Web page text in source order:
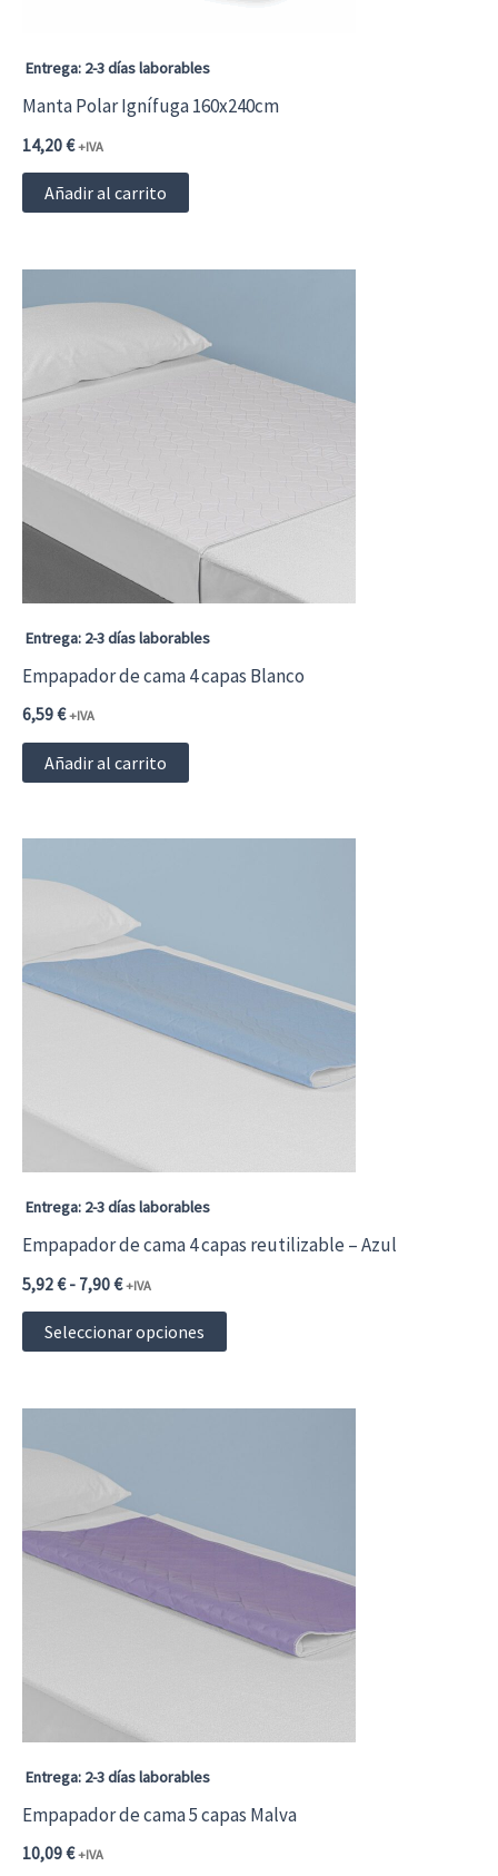
Entrega: 2-3 días laborables
Manta Polar Ignífuga 160x240cm
14,20€ +IVA
Añadir al carrito
Entrega: 2-3 días laborables
Empapador de cama 4 capas Blanco
6,59€ +IVA
Añadir al carrito
Entrega: 2-3 días laborables
Empapador de cama 4 capas reutilizable – Azul
5,92€ - 7,90€Rango
precios:
desde
7,90 €9,56 €
+IVA
Seleccionar opciones
Este
producto
opciones
pueden
la
de
Entrega: 2-3 días laborables
Empapador de cama 5 capas Malva
10,09€ +IVA